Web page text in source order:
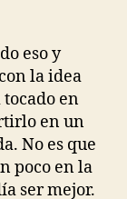
eso y
la idea
en
en un
No es que
poco en la
ser mejor.